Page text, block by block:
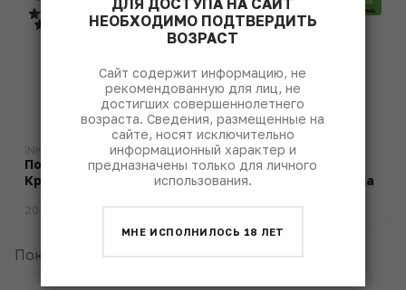
Портвейн Красный
Крымский
INKERMAN
Классическая
Коллекция Жемчужина
2022
Показать еще
НЕОБХОДИМО ПОДТВЕРДИТЬ
ВОЗРАСТ
Сайт содержит информацию, не
рекомендованную для лиц, не
достигших совершеннолетнего
возраста. Сведения, размещенные на
сайте, носят исключительно
информационный характер и
предназначены только для личного
использования.
МНЕ ИСПОЛНИЛОСЬ 18 ЛЕТ